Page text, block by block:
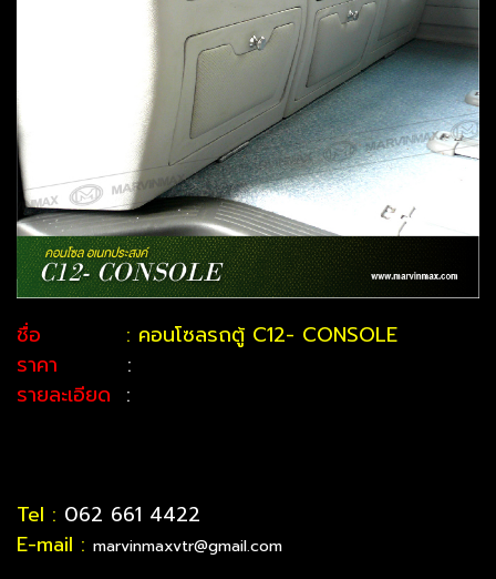
ชื่อ
: คอนโซลรถตู้ C12- CONSOLE
ราคา :
รายละเอียด :
Tel : 062 661 4422
E-mail : marvinmaxvtr@gmail.com